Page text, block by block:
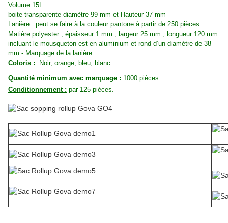
Volume 15L
boite transparente diamètre 99 mm et Hauteur 37 mm
Lanière : peut se faire à la couleur pantone à partir de 250 pièces
Matière polyester , épaisseur 1 mm , largeur 25 mm , longueur 120 mm
incluant le mousqueton est en aluminium et rond d’un diamètre de 38
mm - Marquage de la lanière.
Coloris : Noir, orange, bleu, blanc
Quantité minimum avec marquage : 1000 pièces
Conditionnement : par 125 pièces.